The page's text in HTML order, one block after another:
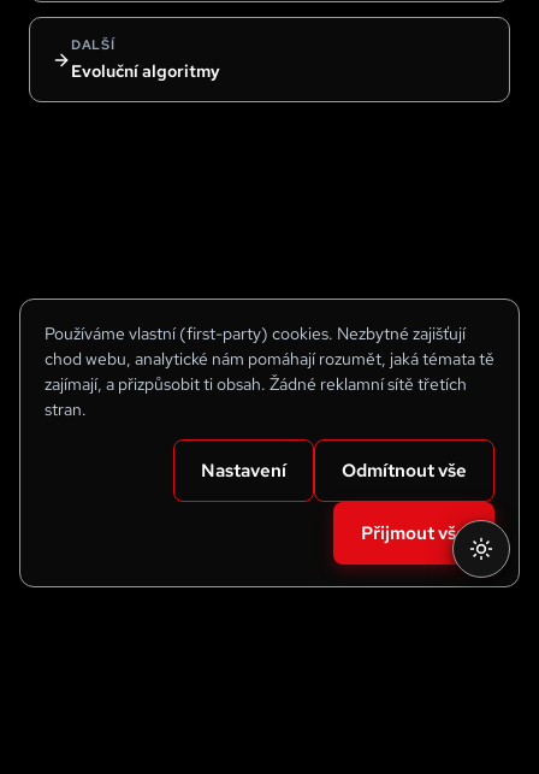
Používáme vlastní (first-party) cookies. Nezbytné zajišťují
chod webu, analytické nám pomáhají rozumět, jaká témata tě
zajímají, a přizpůsobit ti obsah. Žádné reklamní sítě třetích
stran.
Nastavení Odmítnout vše
Přijmout vše
DALŠÍ
Evoluční algoritmy